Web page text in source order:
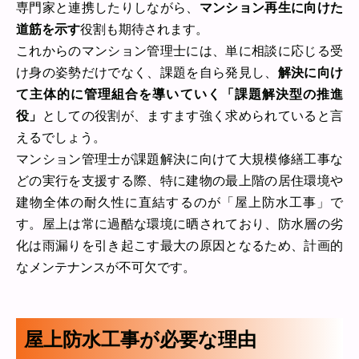
専門家と連携したりしながら、 マンション再生に向けた
道筋を示す役割も期待されます。
これからのマンション管理士には、単に相談に応じる受
け身の姿勢だけでなく、課題を自ら発見し、 解決に向け
て主体的に管理組合を導いていく「課題解決型の推進
役」
としての役割が、ますます強く求められていると言
えるでしょう。
マンション管理士が課題解決に向けて大規模修繕工事な
どの実行を支援する際、特に建物の最上階の居住環境や
建物全体の耐久性に直結するのが「屋上防水工事」で
す。屋上は常に過酷な環境に晒されており、防水層の劣
化は雨漏りを引き起こす最大の原因となるため、計画的
なメンテナンスが不可欠です。
屋上防水工事が必要な理由